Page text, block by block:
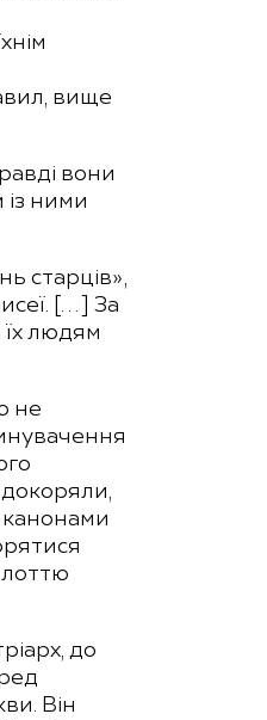
вище
вони
ними
старців»,
[…] За
їх людям
не
канонами
до
Він